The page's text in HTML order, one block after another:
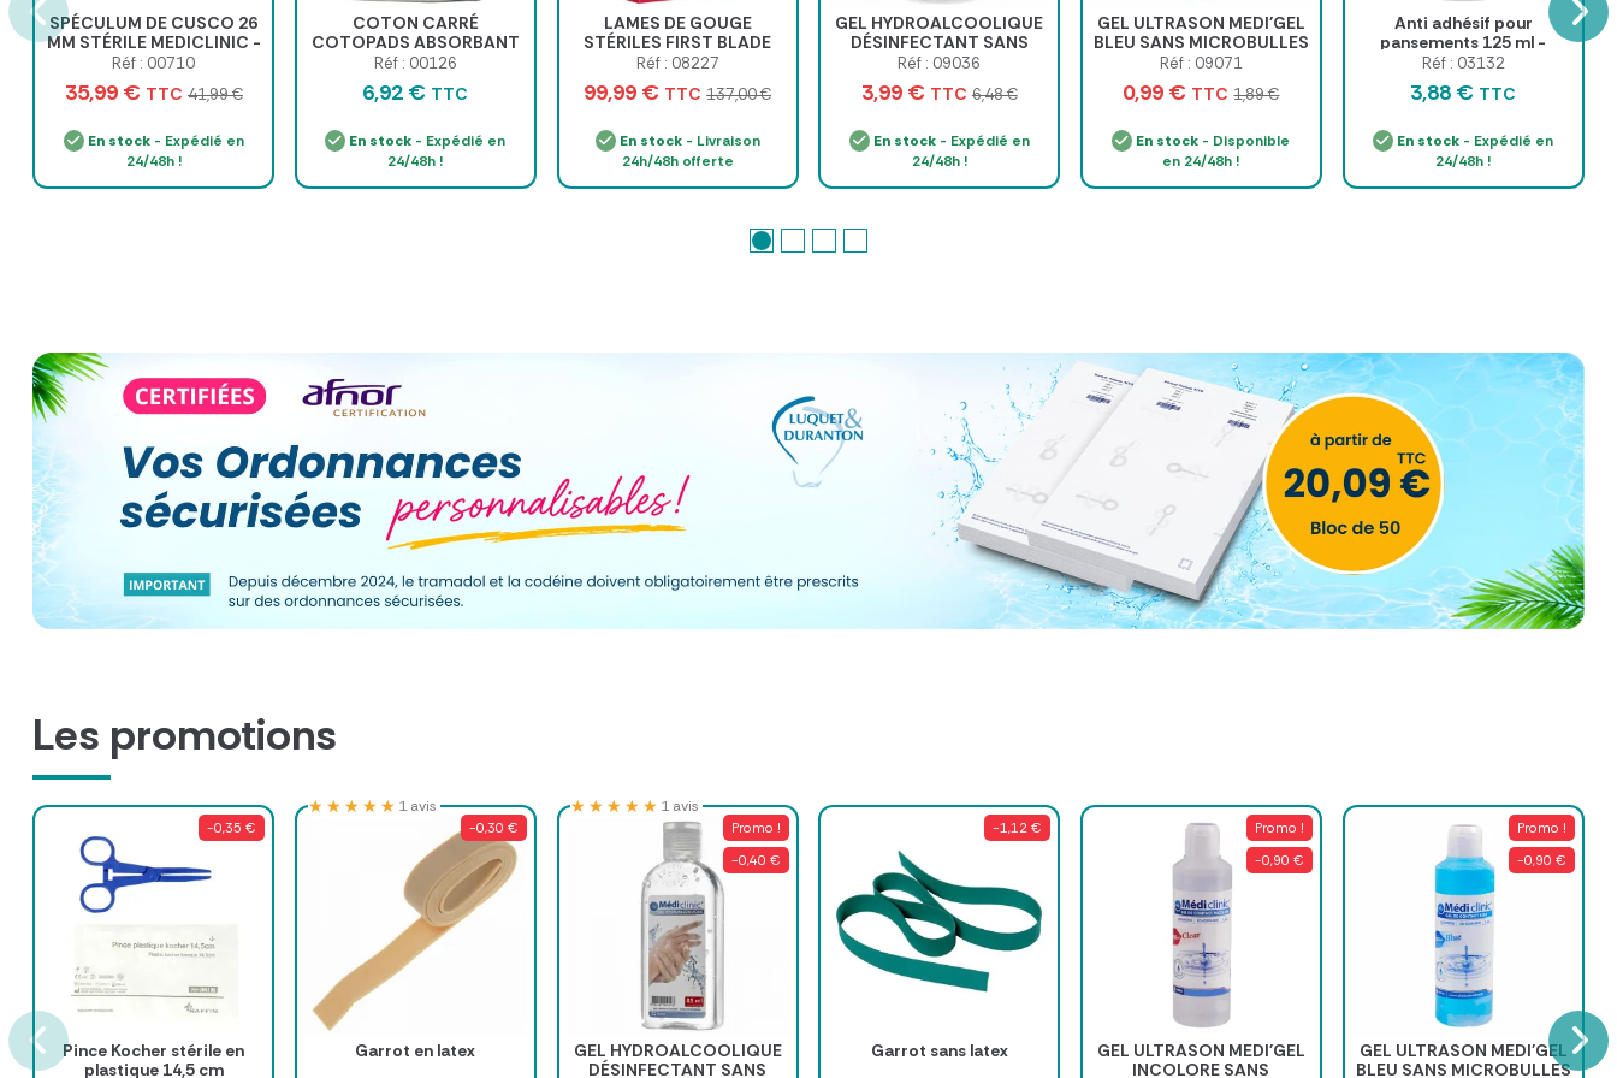
SPÉCULUM DE CUSCO 26
MM STÉRILE MEDICLINIC -
colis de 120
Réf : 00710
35,99 € TTC 41,99 €
En stock- Expédié en
24/48h !
COTON CARRÉ
COTOPADS ABSORBANT
MEDICLINIC - sachet de
Réf : 00126
6,92 € TTC
En stock - Expédié en
24/48h !
LAMES DE GOUGE
STÉRILES FIRST BLADE
HAUTE PRÉCISION INOX -
Réf : 08227
99,99 € TTC 137,00 €
En stock- Livraison
24h/48h offerte
GEL HYDROALCOOLIQUE
DÉSINFECTANT SANS
RINÇAGE MEDICLINIC -
Réf : 09036
3,99 € TTC 6,48 €
En stock- Expédié en
24/48h !
GEL ULTRASON MEDI'GEL
BLEU SANS MICROBULLES
MEDICLINIC - flacon de
Réf : 09071
0,99 € TTC 1,89 €
En stock - Disponible
en 24/48h !
Anti adhésif pour
pansements 125 ml -
Gilbert
Réf : 03132
3,88 € TTC
En stock - Expédié en
24/48h !
Les promotions
-0,35 €
Pince Kocher stérile en
plastique 14,5 cm
-0,30 €
Garrot en latex
★★★★★
★★★★★ 1 avis
Promo !
-0,40 €
GEL HYDROALCOOLIQUE
DÉSINFECTANT SANS
★★★★★
★★★★★ 1 avis
-1,12 €
Garrot sans latex
Promo !
-0,90 €
GEL ULTRASON MEDI'GEL
INCOLORE SANS
Promo !
-0,90 €
GEL ULTRASON MEDI'GEL
BLEU SANS MICROBULLES